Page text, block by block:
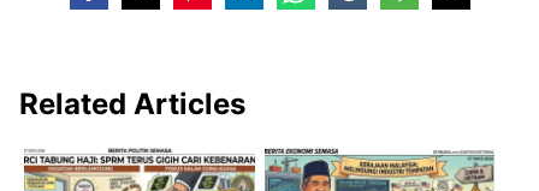
Related Articles